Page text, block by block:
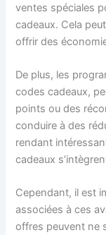
ventes spéciales
cadeaux. Cela
offrir des
De plus, les
codes cadeaux,
points ou des
conduire à des
rendant
cadeaux
Cependant, il est
associées à ces
offres peuvent ne